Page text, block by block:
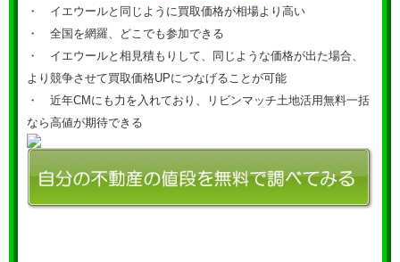
・ イエウールと同じように買取価格が相場より高い
・ 全国を網羅、どこでも参加できる
・ イエウールと相見積もりして、同じような価格が出た場合、
より競争させて買取価格UPにつなげることが可能
・ 近年CMにも力を入れており、リビンマッチ土地活用無料一括
なら高値が期待できる